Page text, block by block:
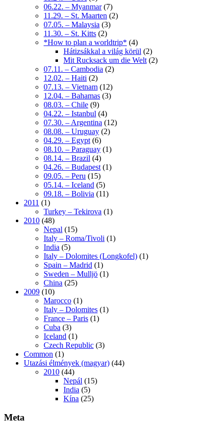
06.22. – Myanmar(7)
11.29. – St. Maarten (2)
07.05. – Malaysia (3)
11.30. – St. Kitts (2)
*How to plan a worldtrip* (4)
Hátizsákkal a világ körül (2)
Mit Rucksack um die Welt (2)
07.11. – Cambodia (2)
12.02. – Haiti (2)
07.13. – Vietnam (12)
12.04. – Bahamas (3)
08.03. – Chile (9)
04.22. – Istanbul (4)
07.30. – Argentina (12)
08.08. – Uruguay (2)
04.29. – Egypt (6)
08.10. – Paraguay (1)
08.14. – Brazil (4)
04.26. – Budapest (1)
09.05. – Peru (15)
05.14. – Iceland (5)
09.18. – Bolivia (11)
2011 (1)
Turkey – Tekirova (1)
2010 (48)
Nepal (15)
Italy – Roma/Tivoli (1)
India (5)
Italy – Dolomites (Longkofel) (1)
Spain – Madrid (1)
Sweden – Mulljö (1)
China (25)
2009 (10)
Marocco (1)
Italy – Dolomites (1)
France – Paris (1)
Cuba (3)
Iceland (1)
Czech Republic (3)
Common (1)
Utazási élmények (magyar) (44)
2010 (44)
Nepál (15)
India (5)
Kína (25)
Meta